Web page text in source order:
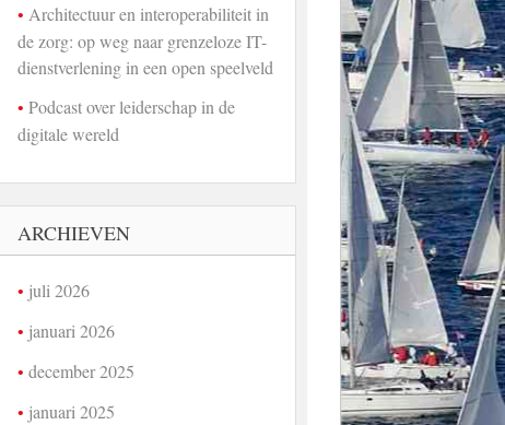
Architectuur en interoperabiliteit in
de zorg: op weg naar grenzeloze IT-
dienstverlening in een open speelveld
Podcast over leiderschap in de
digitale wereld
ARCHIEVEN
juli 2026
januari 2026
december 2025
januari 2025